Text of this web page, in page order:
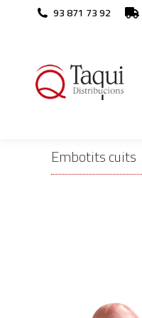
93 871 73 92
Embotits cuits